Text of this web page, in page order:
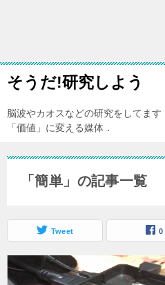
そうだ!研究しよう
脳波やカオスなどの研究をしてま
「価値」に変える媒体．
「簡単」の記事一覧
Tweet 0